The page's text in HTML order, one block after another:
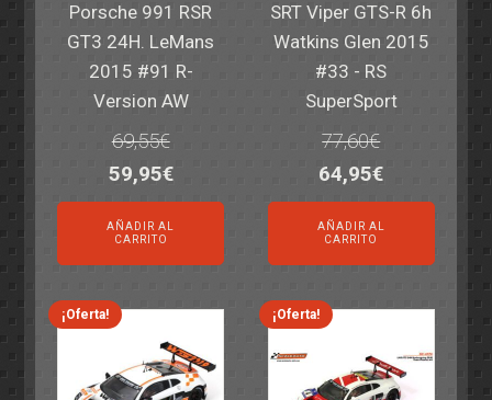
Porsche 991 RSR
GT3 24H. LeMans
2015 #91 R-
Version AW
69,55€
El
precio
original
era:
69,55€.
59,95€El
precio
actual
es:
59,95€.
AÑADIR AL
CARRITO
SRT Viper GTS-R 6h
Watkins Glen 2015
#33 - RS
SuperSport
77,60€
El
precio
original
era:
77,60€.
64,95€El
precio
actual
es:
64,95€.
AÑADIR AL
CARRITO
¡Oferta! ¡Oferta!